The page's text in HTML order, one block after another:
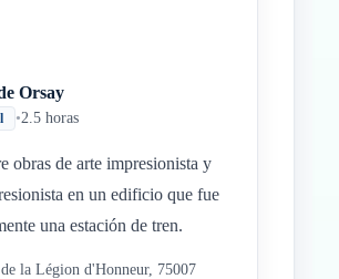
Orsay
•2.5 horas
obras de arte impresionista y
en un edificio que fue
una estación de tren.
la Légion d'Honneur, 75007